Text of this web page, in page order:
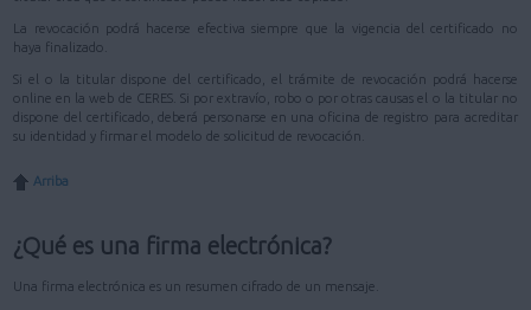
La revocación podrá hacerse efectiva siempre que la vigencia del certificado no
haya finalizado.
Si el o la titular dispone del certificado, el trámite de revocación podrá hacerse
online en la web de CERES. Si por extravío, robo o por otras causas el o la titular no
dispone del certificado, deberá personarse en una oficina de registro para acreditar
su identidad y firmar el modelo de solicitud de revocación.
Arriba
¿Qué es una firma electrónica?
Una firma electrónica es un resumen cifrado de un mensaje.